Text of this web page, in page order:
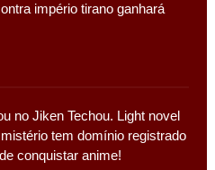
império tirano ganhará
no Jiken Techou. Light novel
tem domínio registrado
conquistar anime!